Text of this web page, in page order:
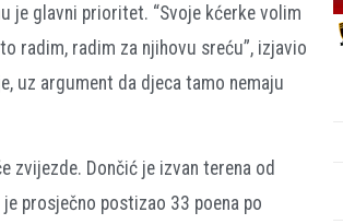
je glavni prioritet. “Svoje kćerke volim
radim, radim za njihovu sreću”, izjavio
uz argument da djeca tamo nemaju
zvijezde. Dončić je izvan terena od
prosječno postizao 33 poena po